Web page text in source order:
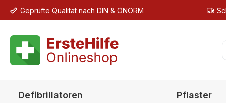
Hauptinhalt springen
Zur Suche springen
Zur Hauptnavigation springen
Geprüfte Qualität nach DIN & ÖNORM
Defibrillatoren Pflaster